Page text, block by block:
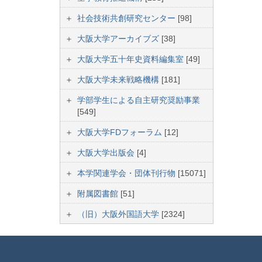
社会技術共創研究センター [98]
大阪大学アーカイブズ [38]
大阪大学五十年史資料編集室 [49]
大阪大学未来戦略機構 [181]
学部学生による自主研究奨励事業
[549]
大阪大学FDフォーラム [12]
大阪大学出版会 [4]
本学関連学会・団体刊行物 [15071]
附属図書館 [51]
（旧）大阪外国語大学 [2324]